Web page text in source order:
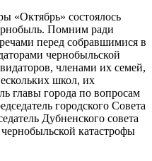
«Октябрь» состоялось
Помним ради
перед собравшимися в
чернобыльской
членами их семей,
школ, их
главы города по вопросам
городского Совета
Дубненского совета
катастрофы